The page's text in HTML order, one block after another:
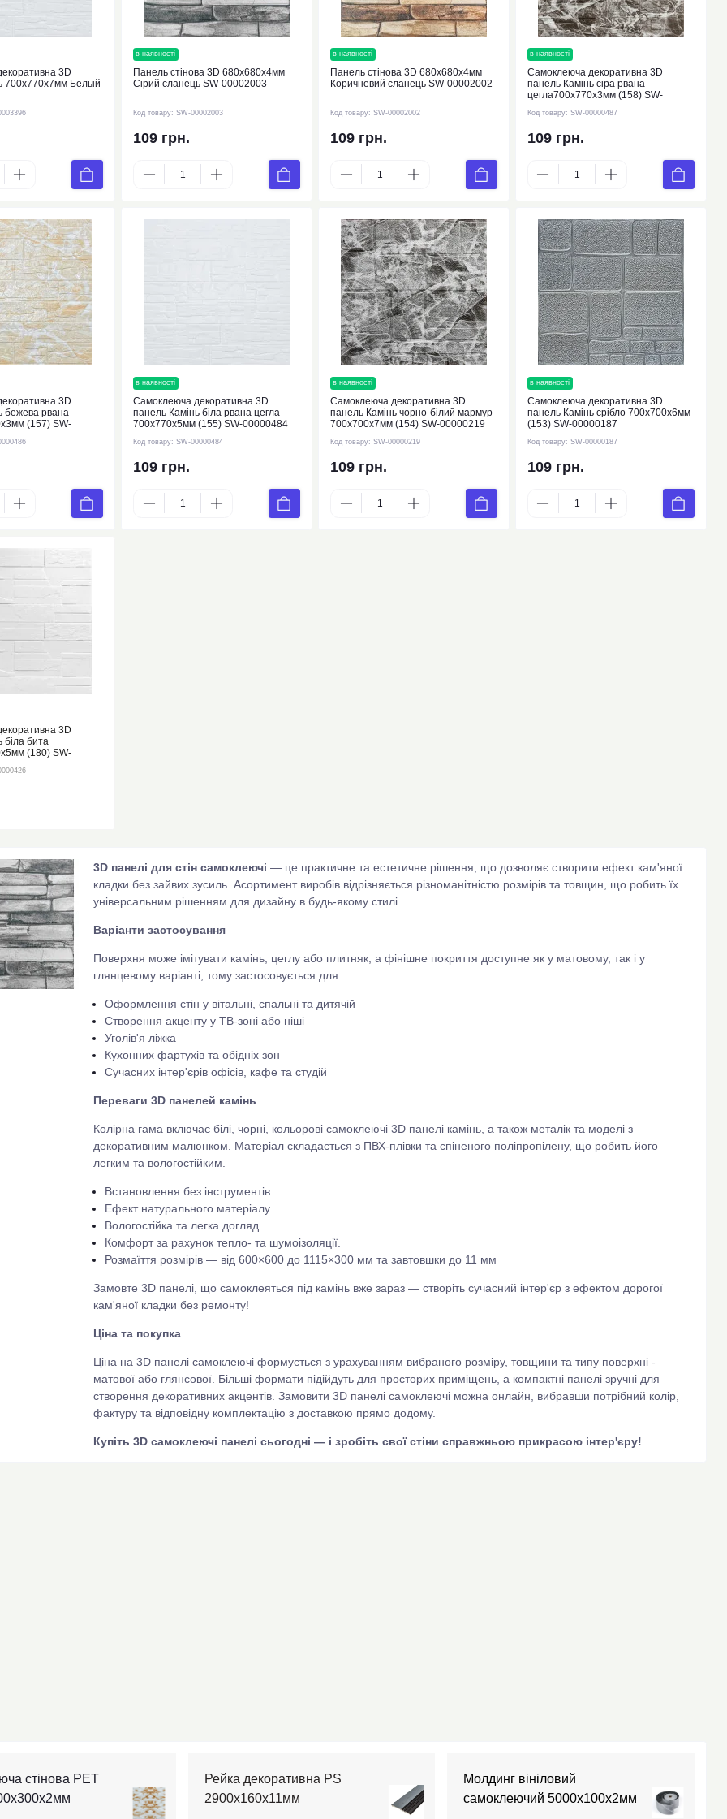
3D
700х770х7мм Белый
в наявності
Панель стінова 3D 680х680х4мм
Сірий сланець SW-00002003
Код товару: SW-00002003
109 грн.
в наявності
Панель стінова 3D 680х680х4мм
Коричневий сланець SW-00002002
Код товару: SW-00002002
109 грн.
в наявності
Самоклеюча декоративна 3D
панель Камінь сіра рвана
цегла700х770х3мм (158) SW-
Код товару: SW-00000487
109 грн.
3D
бежева рвана
(157) SW-
в наявності
Самоклеюча декоративна 3D
панель Камінь біла рвана цегла
700х770х5мм (155) SW-00000484
Код товару: SW-00000484
109 грн.
в наявності
Самоклеюча декоративна 3D
панель Камінь чорно-білий мармур
700х700х7мм (154) SW-00000219
Код товару: SW-00000219
109 грн.
в наявності
Самоклеюча декоративна 3D
панель Камінь срібло 700х700х6мм
(153) SW-00000187
Код товару: SW-00000187
109 грн.
3D
біла бита
(180) SW-
3D панелі для стін самоклеючі — це практичне та естетичне рішення, що дозволяє створити ефект кам'яної
кладки без зайвих зусиль. Асортимент виробів відрізняється різноманітністю розмірів та товщин, що робить їх
універсальним рішенням для дизайну в будь-якому стилі.
Варіанти застосування
Поверхня може імітувати камінь, цеглу або плитняк, а фінішне покриття доступне як у матовому, так і у
глянцевому варіанті, тому застосовується для:
Оформлення стін у вітальні, спальні та дитячій
Створення акценту у ТВ-зоні або ніші
Уголів'я ліжка
Кухонних фартухів та обідніх зон
Сучасних інтер'єрів офісів, кафе та студій
Переваги 3D панелей камінь
Колірна гама включає білі, чорні, кольорові самоклеючі 3D панелі камінь, а також металік та моделі з
декоративним малюнком. Матеріал складається з ПВХ-плівки та спіненого поліпропілену, що робить його
легким та вологостійким.
Встановлення без інструментів.
Ефект натурального матеріалу.
Вологостійка та легка догляд.
Комфорт за рахунок тепло- та шумоізоляції.
Розмаїття розмірів — від 600×600 до 1115×300 мм та завтовшки до 11 мм
Замовте 3D панелі, що самоклеяться під камінь вже зараз — створіть сучасний інтер'єр з ефектом дорогої
кам'яної кладки без ремонту!
Ціна та покупка
Ціна на 3D панелі самоклеючі формується з урахуванням вибраного розміру, товщини та типу поверхні -
матової або глянсової. Більші формати підійдуть для просторих приміщень, а компактні панелі зручні для
створення декоративних акцентів. Замовити 3D панелі самоклеючі можна онлайн, вибравши потрібний колір,
фактуру та відповідну комплектацію з доставкою прямо додому.
Купіть 3D самоклеючі панелі сьогодні — і зробіть свої стіни справжньою прикрасою інтер'єру!
стінова PET
Рейка декоративна PS
2900х160х11мм
Молдинг вініловий
самоклеючий 5000х100х2мм